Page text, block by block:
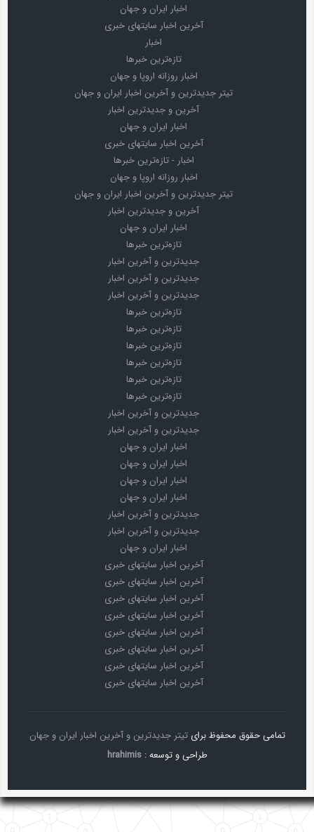
اخبار ایران و جهان
آخرین اخبار سایتهای خبری
اخبار
تازه‌ترین خبرها
اخبار روزانه اروپا و جهان
تیتر جدیدترین و آخرین اخبار ایران و جهان
آخرین و جدیدترین اخبار
اخبار ایران و جهان
آخرین اخبار سایتهای خبری
اخبار - تازه‌ترین خبرها
اخبار روزانه اروپا و جهان
تیتر جدیدترین و آخرین اخبار ایران و جهان
آخرین و جدیدترین اخبار
اخبار ایران و جهان
تازه‌ترین خبرها
جدیدترین و آخرین اخبار
جدیدترین و آخرین اخبار
جدیدترین و آخرین اخبار
تازه‌ترین خبرها
تازه‌ترین خبرها
تازه‌ترین خبرها
تازه‌ترین خبرها
تازه‌ترین خبرها
تازه‌ترین خبرها
جدیدترین و آخرین اخبار
جدیدترین و آخرین اخبار
اخبار ایران و جهان
اخبار ایران و جهان
اخبار ایران و جهان
اخبار ایران و جهان
جدیدترین و آخرین اخبار
جدیدترین و آخرین اخبار
اخبار ایران و جهان
آخرین اخبار سایتهای خبری
آخرین اخبار سایتهای خبری
آخرین اخبار سایتهای خبری
آخرین اخبار سایتهای خبری
آخرین اخبار سایتهای خبری
آخرین اخبار سایتهای خبری
آخرین اخبار سایتهای خبری
آخرین اخبار سایتهای خبری
تمامی حقوق محفوظ برای تیتر جدیدترین و آخرین اخبار ایران و جهان
طراحی و توسعه : hrahimis